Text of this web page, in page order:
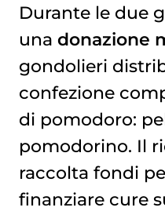
Durante le due
una donazione
gondolieri
confezione
di pomodoro:
pomodorino. Il
raccolta fondi
finanziare cure